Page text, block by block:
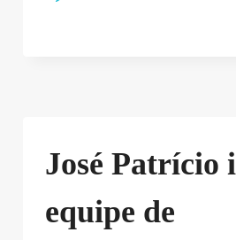
José Patrício
equipe de